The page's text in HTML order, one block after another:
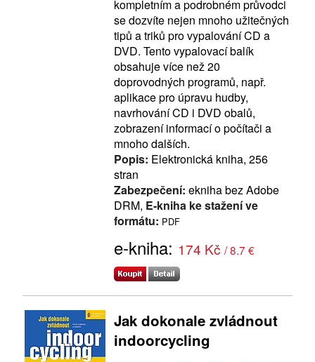
kompletním a podrobném průvodci
se dozvíte nejen mnoho užitečných
tipů a triků pro vypalování CD a
DVD. Tento vypalovací balík
obsahuje více než 20
doprovodných programů, např.
aplikace pro úpravu hudby,
navrhování CD i DVD obalů,
zobrazení informací o počítači a
mnoho dalších.
Popis: Elektronická kniha, 256
stran
Zabezpečení: ekniha bez Adobe
DRM, E-kniha ke stažení ve
formátu: PDF
e-kniha: 174 Kč / 8.7 €
Jak dokonale zvládnout
indoorcycling